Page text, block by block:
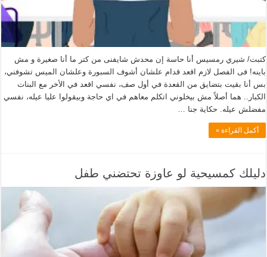
كتبت/ شيري رمسيس أنا حاسة إن محدش شايفنى من كتر ما أنا صغيرة و مش
باينه! فى الفصل لازم اقعد قدام علشان أشوف السبورة وعلشان الميس تشوفني،
بس أنا بقيت بتضايق من القعدة في أول صف، نفسي اقعد في الأخر مع البنات
الكبار.. هما أصلاً مش بيخلوني اتكلم معاهم في اي حاجة وبيقولوا عليا عيله، نفسي
مفضلش عيله. حكاية جنا …
أكمل القراءة »
دليلك كمسيحية لو عاوزة تحتضني طفل